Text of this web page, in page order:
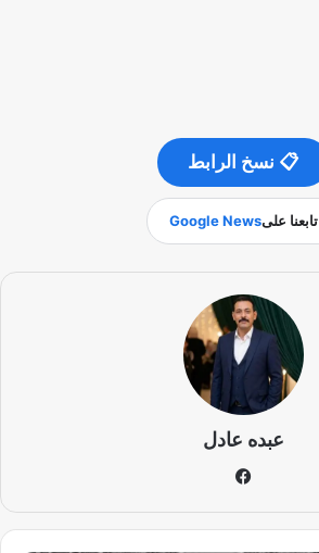
📋 نسخ الرابط
تابعنا علىGoogle News
عبده عادل
وك